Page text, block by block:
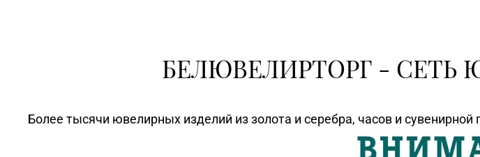
БЕЛЮВЕЛИРТОРГ - СЕТЬ
Более тысячи ювелирных изделий из золота и серебра, часов и